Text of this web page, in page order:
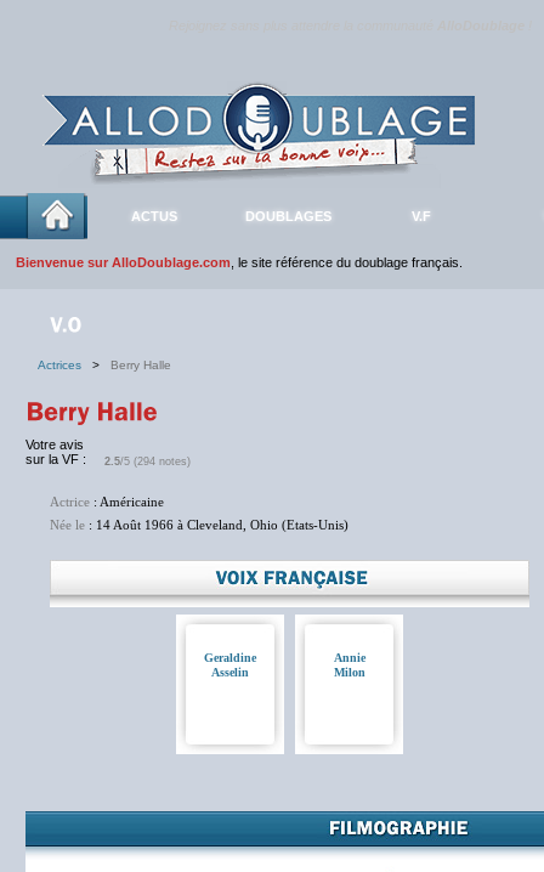
ACTUS DOUBLAGES V.F
Bienvenue sur AlloDoublage.com , le site référence du doublage français.
Actrices > Berry Halle
Votre avis
sur la VF :
2.5/5 (294 notes)
Actrice : Américaine
Née le : 14 Août 1966 à Cleveland, Ohio (Etats-Unis)
Geraldine
Asselin
Annie
Milon